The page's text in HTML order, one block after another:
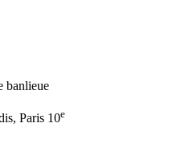
banlieue
Paris 10e